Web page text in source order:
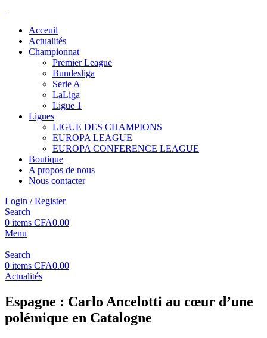
Acceuil
Actualités
Championnat
Premier League
Bundesliga
Serie A
LaLiga
Ligue 1
Ligues
LIGUE DES CHAMPIONS
EUROPA LEAGUE
EUROPA CONFERENCE LEAGUE
Boutique
A propos de nous
Nous contacter
Login / Register
Search
0 items CFA0.00
Menu
Search
0 items CFA0.00
Actualités
Espagne : Carlo Ancelotti au cœur d’une
polémique en Catalogne